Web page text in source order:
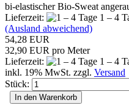
bi-elastischer Bio-Sweat
Lieferzeit:
1 – 4
(Ausland abweichend)
54,28 EUR
32,90 EUR pro Meter
Lieferzeit:
1 – 4
inkl. 19% MwSt. zzgl. Versand
Stück:
In den Warenkorb